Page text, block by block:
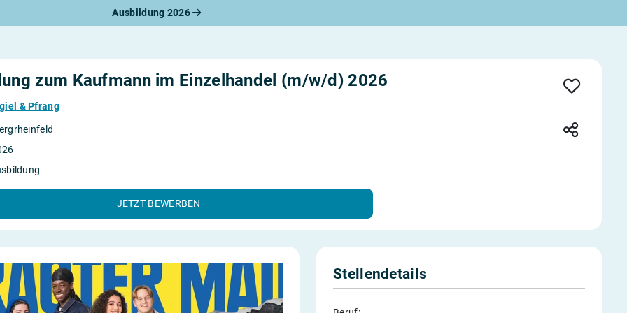
Ausbildung 2026
Bewerbung
Check
zum Kaufmann im Einzelhandel (m/w/d) 2026
& Pfrang
JETZT BEWERBEN
Stellendetails